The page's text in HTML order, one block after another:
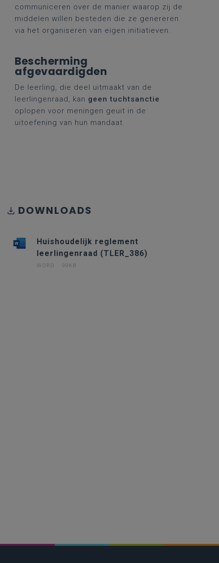
communiceren over de manier waarop zij de
middelen willen besteden die ze genereren
via het organiseren van eigen initiatieven.
Bescherming
afgevaardigden
De leerling, die deel uitmaakt van de
leerlingenraad, kan geen tuchtsanctie
oplopen voor meningen geuit in de
uitoefening van hun mandaat.
DOWNLOADS
Huishoudelijk reglement
leerlingenraad (TLER_386)
WORD 99KB